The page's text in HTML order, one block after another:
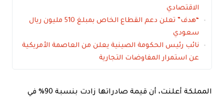
الاقتصادي
“هدف” تعلن دعم القطاع الخاص بمبلغ 510 مليون ريال
سعودي
نائب رئيس الحكومة الصينية يعلن من العاصمة الأمريكية
عن استمرار المفاوضات التجارية
المملكة أعلنت، أن قيمة صادراتها زادت بنسبة 90% في